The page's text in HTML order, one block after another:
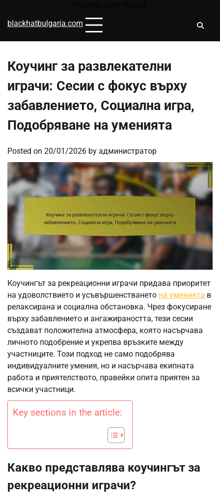
content
blackhatbulgaria.com
Коучинг за развлекателни
играчи: Сесии с фокус върху
забавлението, Социална игра,
Подобряване на уменията
Posted on 20/01/2026 by администратор
Коучингът за рекреационни играчи придава приоритет
на удоволствието и усъвършенстването на уменията в
релаксирана и социална обстановка. Чрез фокусиране
върху забавлението и ангажираността, тези сесии
създават положителна атмосфера, която насърчава
личното подобрение и укрепва връзките между
участниците. Този подход не само подобрява
индивидуалните умения, но и насърчава екипната
работа и приятелството, правейки опита приятен за
всички участници.
Key sections in the article:
Какво представлява коучингът за
рекреационни играчи?